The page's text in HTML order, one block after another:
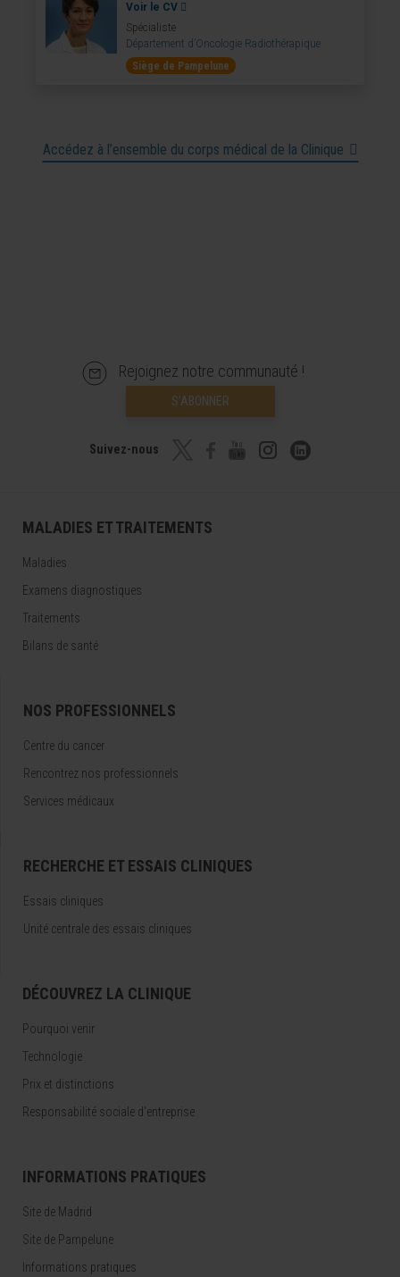
Voir le CV
Spécialiste
Département d’Oncologie Radiothérapique
Siège de Pampelune
Accédez à l’ensemble du corps médical de la Clinique
Rejoignez notre communauté !
S’ABONNER
Suivez-nous
MALADIES ET TRAITEMENTS
Maladies
Examens diagnostiques
Traitements
Bilans de santé
NOS PROFESSIONNELS
Centre du cancer
Rencontrez nos professionnels
Services médicaux
RECHERCHE ET ESSAIS CLINIQUES
Essais cliniques
Unité centrale des essais cliniques
DÉCOUVREZ LA CLINIQUE
Pourquoi venir
Technologie
Prix et distinctions
Responsabilité sociale d'entreprise
INFORMATIONS PRATIQUES
Site de Madrid
Site de Pampelune
Informations pratiques